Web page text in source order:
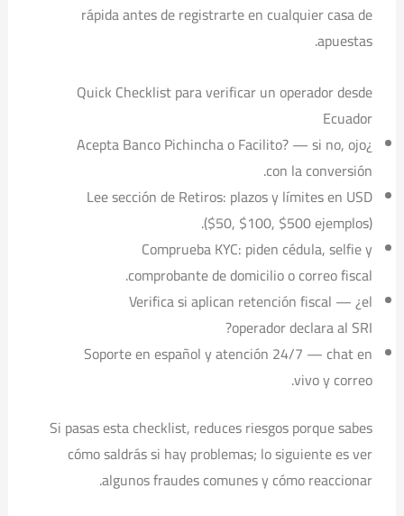
rápida antes de registrarte en cualquier casa de
apuestas.
Quick Checklist para verificar un operador desde
Ecuador
¿Acepta Banco Pichincha o Facilito? — si no, ojo
con la conversión.
Lee sección de Retiros: plazos y límites en USD
($50, $100, $500 ejemplos).
Comprueba KYC: piden cédula, selfie y
comprobante de domicilio o correo fiscal.
Verifica si aplican retención fiscal — ¿el
operador declara al SRI?
Soporte en español y atención 24/7 — chat en
vivo y correo.
Si pasas esta checklist, reduces riesgos porque sabes
cómo saldrás si hay problemas; lo siguiente es ver
algunos fraudes comunes y cómo reaccionar.